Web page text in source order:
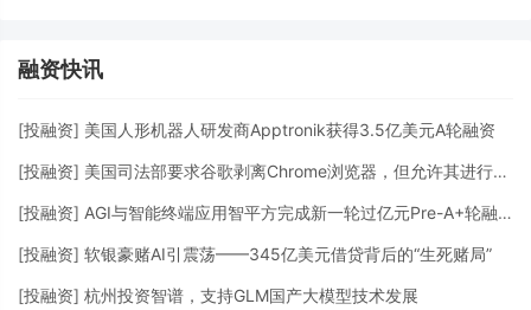
融资快讯
[投融资] 美国人形机器人研发商Apptronik获得3.5亿美元A轮融资
[投融资] 美国司法部要求谷歌剥离Chrome浏览器，但允许其进行AI投资
[投融资] AGI与智能终端应用智平方完成新一轮过亿元Pre-A+轮融资
[投融资] 软银豪赌AI引震荡——345亿美元借贷背后的“生死赌局”
[投融资] 杭州投资智谱，支持GLM国产大模型技术发展